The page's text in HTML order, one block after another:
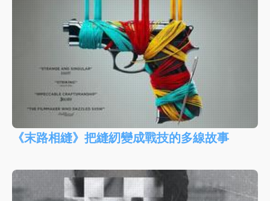
《末路相縫》把縫紉變成戰技的多線故事